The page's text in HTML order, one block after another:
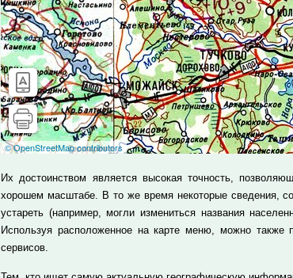
Их достоинством является высокая точность,
хорошем масштабе. В то же время некоторые сведения,
устареть (например, могли измениться названия
Используя расположенное на карте меню, можно также
сервисов.